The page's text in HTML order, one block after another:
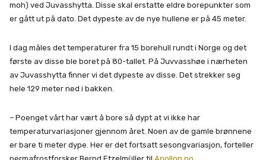
moh) ved Juvasshytta. Disse skal erstatte eldre borepunkter som
er gått ut på dato. Det dypeste av de nye hullene er på 45 meter.
I dag måles det temperaturer fra 15 borehull rundt i Norge og det
første av disse ble boret på 80-tallet. På Juvvasshøe i nærheten
av Juvasshytta finner vi det dypeste av disse. Det strekker seg
hele 129 meter ned i bakken.
– Poenget vårt har vært å bore så dypt at vi ikke har
temperaturvariasjoner gjennom året. Noen av de gamle brønnene
er bare ti meter dype. Her er det fortsatt sesongvariasjon, forteller